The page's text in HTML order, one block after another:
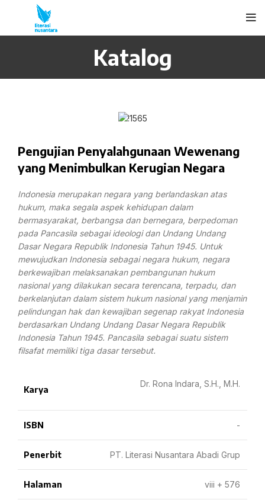
Katalog
Pengujian Penyalahgunaan Wewenang
yang Menimbulkan Kerugian Negara
Indonesia merupakan negara yang berlandaskan atas
hukum, maka segala aspek kehidupan dalam
bermasyarakat, berbangsa dan bernegara, berpedoman
pada Pancasila sebagai ideologi dan Undang Undang
Dasar Negara Republik Indonesia Tahun 1945. Untuk
mewujudkan Indonesia sebagai negara hukum, negara
berkewajiban melaksanakan pembangunan hukum
nasional yang dilakukan secara terencana, terpadu, dan
berkelanjutan dalam sistem hukum nasional yang menjamin
pelindungan hak dan kewajiban segenap rakyat Indonesia
berdasarkan Undang Undang Dasar Negara Republik
Indonesia Tahun 1945. Pancasila sebagai suatu sistem
filsafat memiliki tiga dasar tersebut.
Karya
Dr. Rona Indara, S.H., M.H.
ISBN -
Penerbit PT. Literasi Nusantara Abadi Grup
Halaman viii + 576